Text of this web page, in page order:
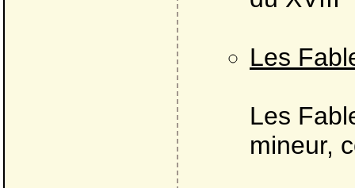
Les
Les
mineur,